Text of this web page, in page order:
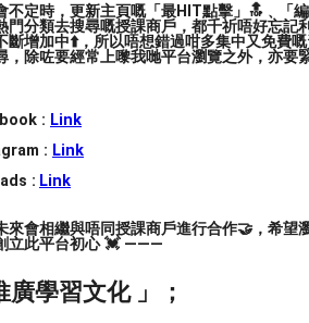
園基礎入門
不定時，更新主頁嘅「最HIT點擊」🔝﹑「
門分類去搜尋嘅授課商戶，都千祈唔好忘記
斷增加中⬆️，所以唔想錯過咁多集中又免費
，除咗要經常上嚟我哋平台瀏覽之外，亦
: Link
: Link
: Link
來會相繼與唔同授課商戶進行合作🤝，希
立此平台初心 💓 ———
廣學習文化 」；